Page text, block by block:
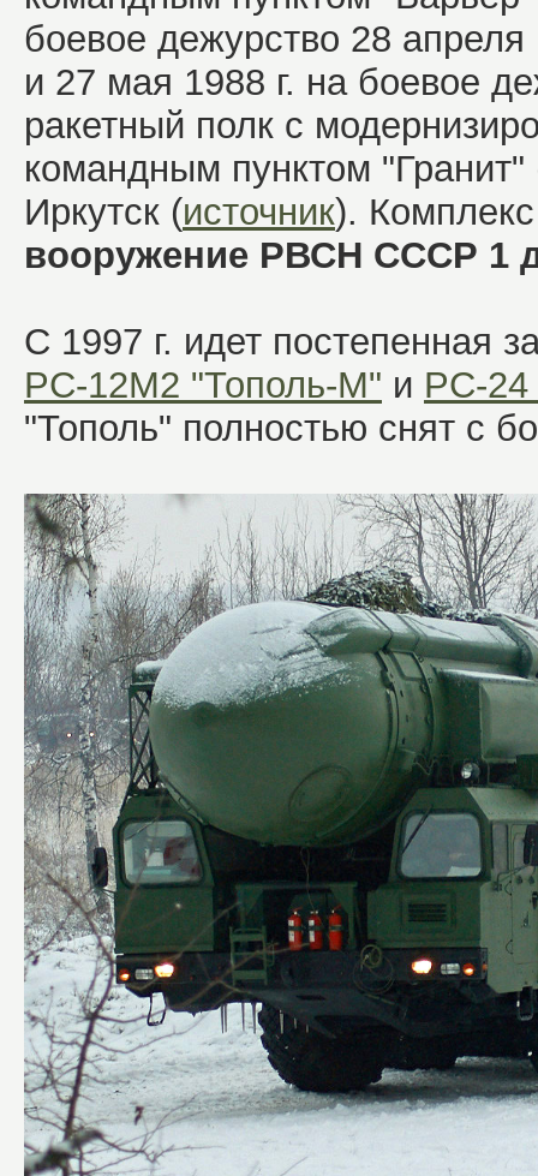
боевое дежурство 28
и 27 мая 1988 г. на боевое
ракетный полк с
командным пунктом "Гранит"
Иркутск (источник).
вооружение РВСН СССР 1
С 1997 г. идет
РС-12М2 "Тополь-М" и РС-24
"Тополь" полностью снят с